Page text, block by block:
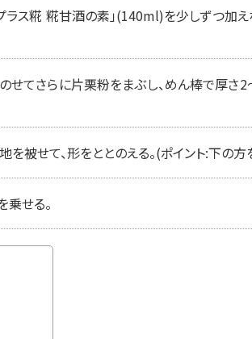
ラス糀 糀甘酒の素」(140ml)を少しずつ加
せてさらに片栗粉をまぶし、めん棒で厚
を被せて、形をととのえる。(ポイント:下
乗せる。